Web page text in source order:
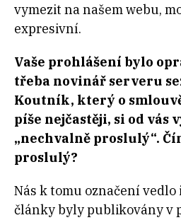
vymezit na našem webu,
expresivní.
Vaše prohlášení bylo
třeba novinář serveru
Koutník, který o smlouvě
píše nejčastěji, si od vás
„nechvalně proslulý“.
proslulý?
Nás k tomu označení vedlo
články byly publikovány v